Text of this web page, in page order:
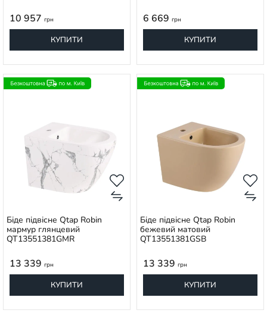
10 957 грн
КУПИТИ
6 669 грн
КУПИТИ
Біде підвісне Qtap Robin
мармур глянцевий
QT13551381GMR
13 339 грн
КУПИТИ
Біде підвісне Qtap Robin
бежевий матовий
QT13551381GSB
13 339 грн
КУПИТИ